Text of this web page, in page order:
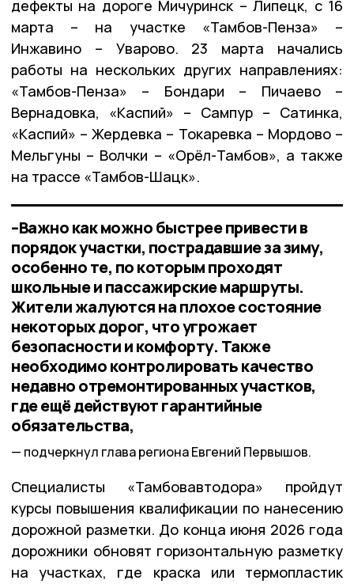
дефекты на дороге Мичуринск – Липецк, с 16
марта – на участке «Тамбов-Пенза» –
Инжавино – Уварово. 23 марта начались
работы на нескольких других направлениях:
«Тамбов-Пенза» – Бондари – Пичаево –
Вернадовка, «Каспий» – Сампур – Сатинка,
«Каспий» – Жердевка – Токаревка – Мордово –
Мельгуны – Волчки – «Орёл-Тамбов», а также
на трассе «Тамбов-Шацк».
–Важно как можно быстрее привести в
порядок участки, пострадавшие за зиму,
особенно те, по которым проходят
школьные и пассажирские маршруты.
Жители жалуются на плохое состояние
некоторых дорог, что угрожает
безопасности и комфорту. Также
необходимо контролировать качество
недавно отремонтированных участков,
где ещё действуют гарантийные
обязательства,
подчеркнул глава региона Евгений Первышов.
Специалисты «Тамбовавтодора» пройдут
курсы повышения квалификации по нанесению
дорожной разметки. До конца июня 2026 года
дорожники обновят горизонтальную разметку
на участках, где краска или термопластик